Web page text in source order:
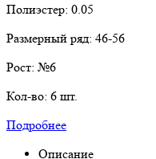
Полиэстер: 0.05
Размерный ряд: 46-56
Рост: №6
Кол-во: 6 шт.
Подробнее
Описание